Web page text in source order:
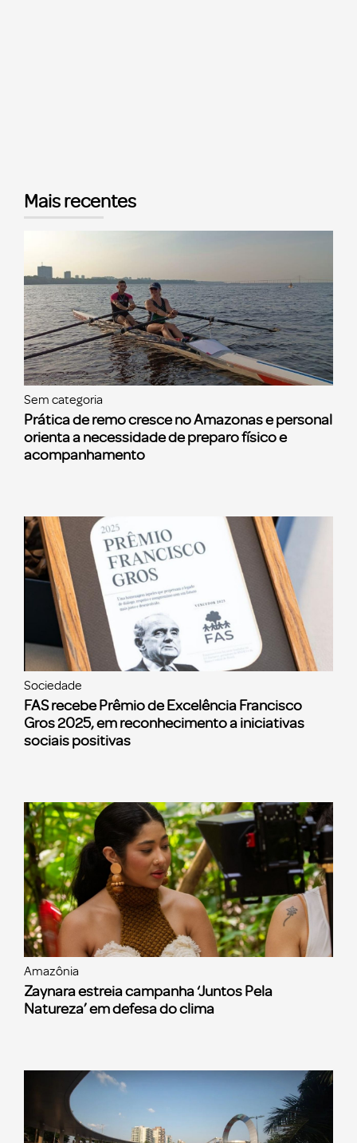
Mais recentes
Sem categoria
Prática de remo cresce no Amazonas e personal
orienta a necessidade de preparo físico e
acompanhamento
Sociedade
FAS recebe Prêmio de Excelência Francisco
Gros 2025, em reconhecimento a iniciativas
sociais positivas
Amazônia
Zaynara estreia campanha ‘Juntos Pela
Natureza’ em defesa do clima